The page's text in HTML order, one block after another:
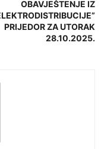
OBAVJEŠTENJE IZ
PRIJEDOR ZA UTORAK
28.10.2025.